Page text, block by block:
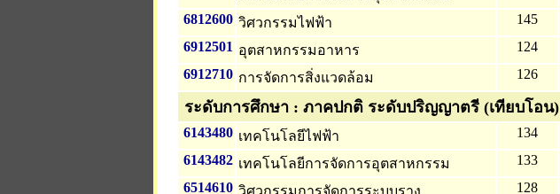
6812600 วิศวกรรมไฟฟ้า 145
6912501 อุตสาหกรรมอาหาร 124
6912710 การจัดการสิ่งแวดล้อม 126
ระดับการศึกษา : ภาคปกติ ระดับปริญญาตรี (เทียบโอน)
6143480 เทคโนโลยีไฟฟ้า 134
6143482 เทคโนโลยีการจัดการอุตสาหกรรม 133
6514610 วิศวกรรมการจัดการระบบราง 128